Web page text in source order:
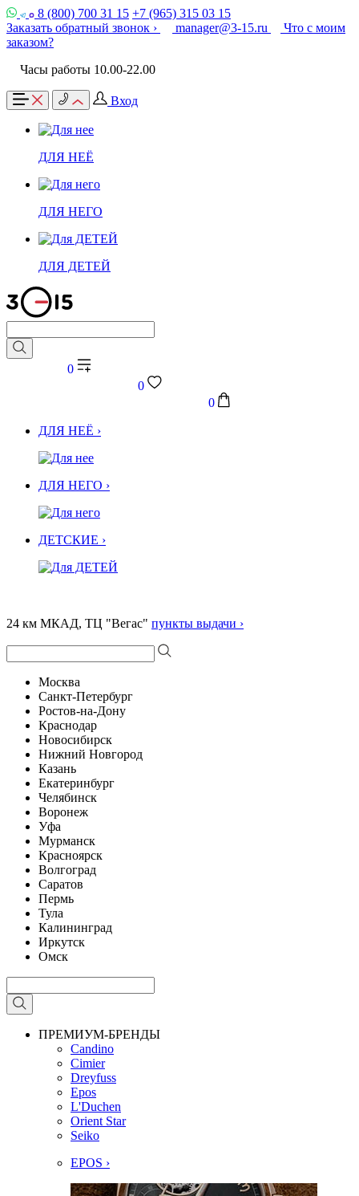
8 (800) 700 31 15 +7 (965) 315 03 15
Заказать обратный звонок ›
manager@3-15.ru
Что с моим
заказом?
Часы работы 10.00-22.00
Вход
ДЛЯ НЕЁ
ДЛЯ НЕГО
ДЛЯ ДЕТЕЙ
0
0
0
ДЛЯ НЕЁ ›
ДЛЯ НЕГО ›
ДЕТСКИЕ ›
24 км МКАД, ТЦ "Вегас" пункты выдачи ›
Москва
Санкт-Петербург
Ростов-на-Дону
Краснодар
Новосибирск
Нижний Новгород
Казань
Екатеринбург
Челябинск
Воронеж
Уфа
Мурманск
Красноярск
Волгоград
Саратов
Пермь
Тула
Калининград
Иркутск
Омск
ПРЕМИУМ-БРЕНДЫ
Candino
Cimier
Dreyfuss
Epos
L'Duchen
Orient Star
Seiko
EPOS ›